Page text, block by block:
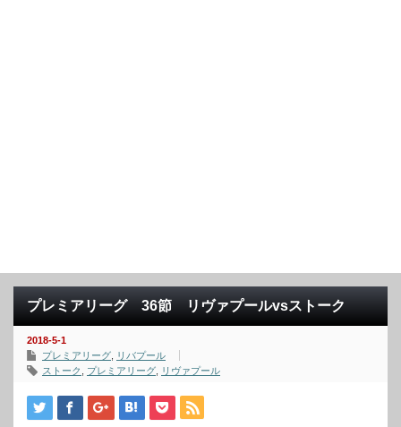
プレミアリーグ 36節 リヴァプールvsストーク
2018-5-1
プレミアリーグ
リバプール
ストーク
プレミアリーグ リヴァプール